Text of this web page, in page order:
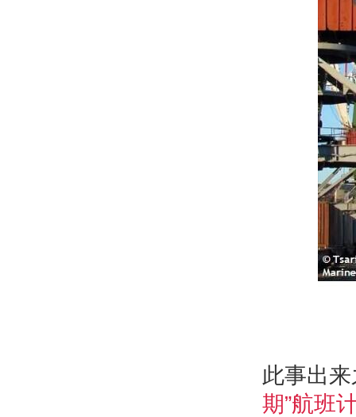
此事出
期”航班